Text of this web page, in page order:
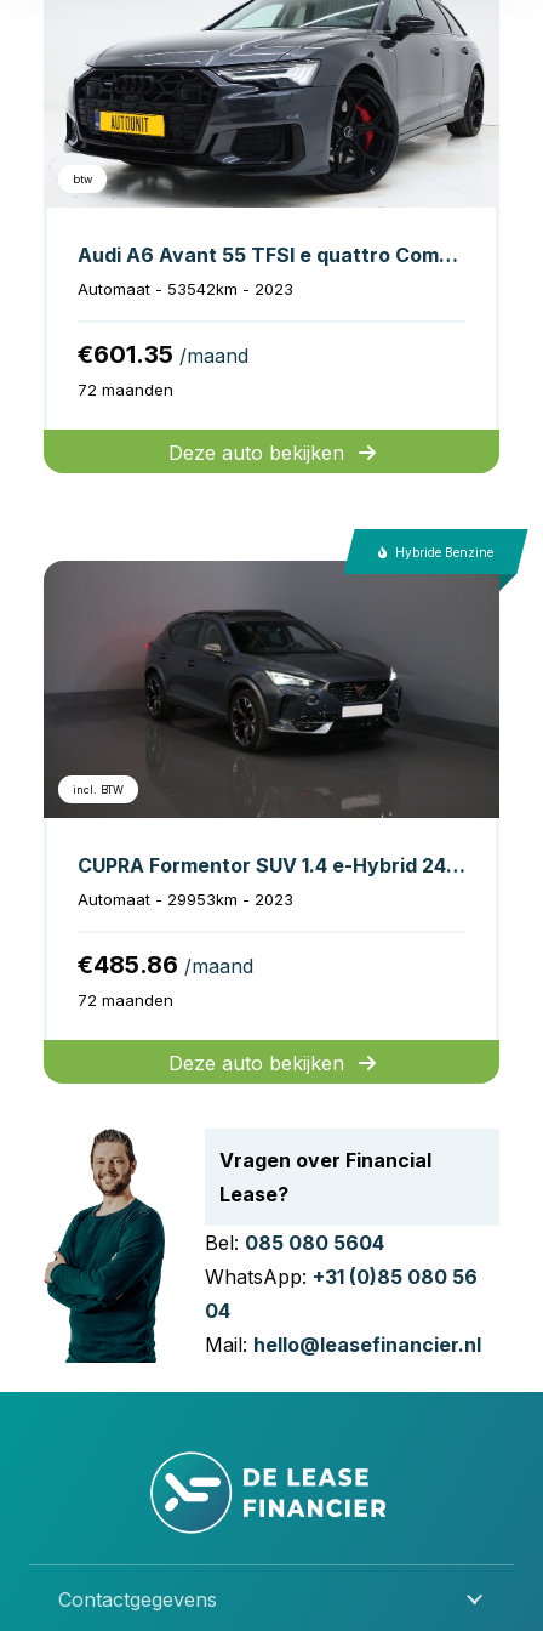
btw
Audi A6 Avant 55 TFSI e quattro Competition Facelift
Automaat - 53542km - 2023
€601.35 /maand
72 maanden
Deze auto bekijken
Hybride Benzine
incl. BTW
CUPRA Formentor SUV 1.4 e-Hybrid 245 pk VZ Performance Edition Pano/ Leder/ Elek.Klep/ Memory/ Matrix/ Adapt. Cruise/ Carplay/ Camera/ Stoelverw./ S
Automaat - 29953km - 2023
€485.86 /maand
72 maanden
Deze auto bekijken
Vragen over Financial
Lease?
Bel: 085 080 5604
WhatsApp: +31 (0)85 080 56
04
Mail: hello@leasefinancier.nl
Contactgegevens